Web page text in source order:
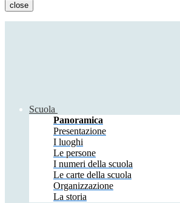
close
Scuola
Panoramica
Presentazione
I luoghi
Le persone
I numeri della scuola
Le carte della scuola
Organizzazione
La storia